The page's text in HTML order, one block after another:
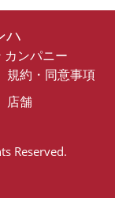
ハ
カンパニー
規約・同意事項
店舗
Reserved.